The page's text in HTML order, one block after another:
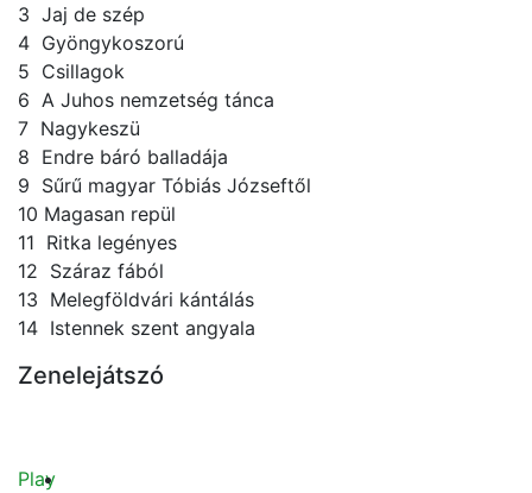
3 Jaj de szép
4 Gyöngykoszorú
5 Csillagok
6 A Juhos nemzetség tánca
7 Nagykeszü
8 Endre báró balladája
9 Sűrű magyar Tóbiás Józseftől
10 Magasan repül
11 Ritka legényes
12 Száraz fából
13 Melegföldvári kántálás
14 Istennek szent angyala
Zenelejátszó
Play